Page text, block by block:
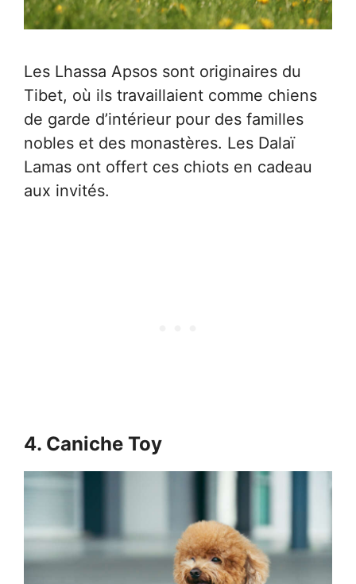
Les Lhassa Apsos sont originaires du
Tibet, où ils travaillaient comme chiens
de garde d’intérieur pour des familles
nobles et des monastères. Les Dalaï
Lamas ont offert ces chiots en cadeau
aux invités.
4. Caniche Toy